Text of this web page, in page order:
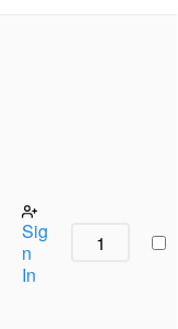
Sig
n
In